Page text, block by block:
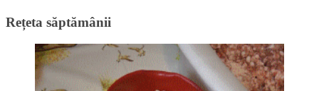
Rețeta săptămânii